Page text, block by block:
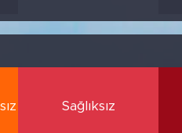
Sağlıksız